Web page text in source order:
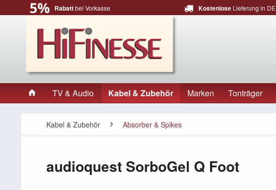
Rabattbei Vorkasse Kostenlose Lieferung in DE
TV & Audio Kabel & Zubehör Marken Tonträger
Kabel & Zubehör Absorber & Spikes
audioquest SorboGel Q Foot